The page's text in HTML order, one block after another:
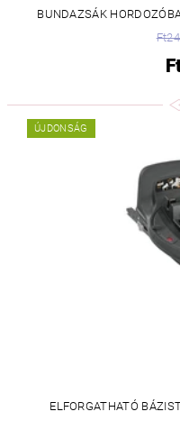
BUNDAZSÁK
ÚJDONSÁG
ELFORGATHATÓ